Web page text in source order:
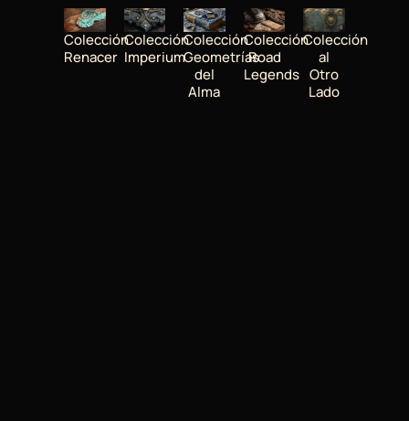
Colección
Renacer
Colección
Imperium
Colección
Geometrías
del
Alma
Colección
Road
Legends
Colección
al
Otro
Lado